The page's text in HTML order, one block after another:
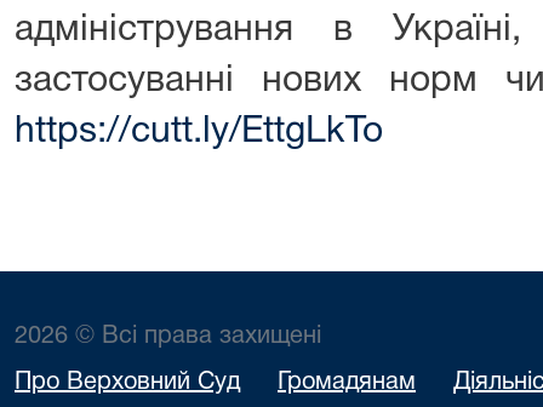
адміністрування в
застосуванні нових норм
https://cutt.ly/EttgLkTo
2026 © Всі права захищені
Про Верховний Суд Громадянам